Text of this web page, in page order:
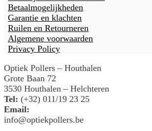
Betaalmogelijkheden
Garantie en klachten
Ruilen en Retourneren
Algemene voorwaarden
Privacy Policy
Optiek Pollers – Houthalen
Grote Baan 72
3530 Houthalen – Helchteren
Tel: (+32) 011/19 23 25
Email:
info@optiekpollers.be